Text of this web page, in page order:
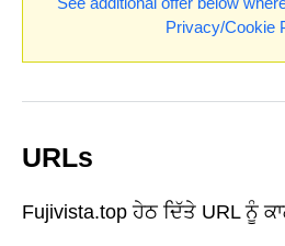
Privacy/Cookie
URLs
Fujivista.top ਹੇਠ ਦਿੱਤੇ URL ਨੂੰ